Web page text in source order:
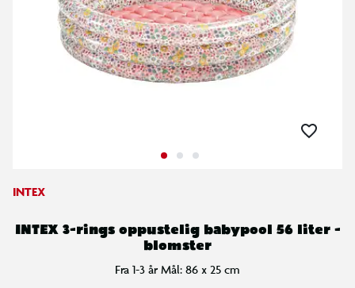
INTEX
INTEX 3-rings oppustelig babypool 56 liter -
blomster
Fra 1-3 år Mål: 86 x 25 cm